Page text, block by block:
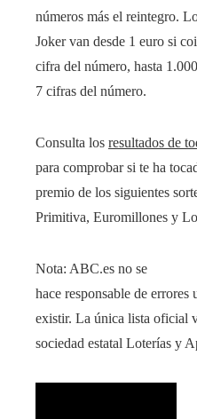
números más el reintegro.
Joker van desde 1 euro si
cifra del número, hasta
7 cifras del número.
Consulta los resultados de
para comprobar si te ha
premio de los siguientes
Primitiva, Euromillones y
Nota: ABC.es no se
hace responsable de errores
existir. La única lista oficial
sociedad estatal Loterías y